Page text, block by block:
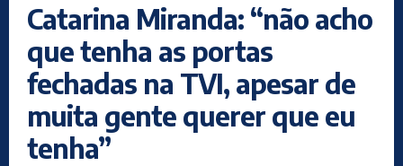
Catarina Miranda: “não acho
que tenha as portas
fechadas na TVI, apesar de
muita gente querer que eu
tenha”